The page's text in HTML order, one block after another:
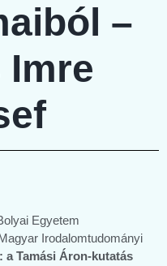
–
Imre
Egyetem
Irodalomtudományi
a Tamási Áron-kutatás